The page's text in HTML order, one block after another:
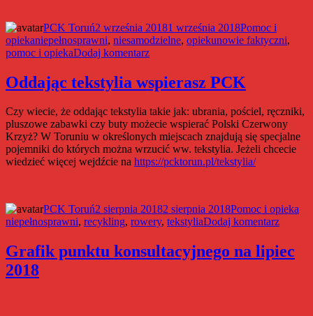
Autor
PCK ToruńData
publikacji
2 września 20181 września 2018Kategorie
Pomoc i
opiekaTagi
niepełnosprawni, niesamodzielne, opiekunowie faktyczni,
pomoc i opiekaDodaj komentarzdo
punktu
konsultacyjnego
2018
Oddając tekstylia wspierasz PCK
Czy wiecie, że oddając tekstylia takie jak: ubrania, pościel, ręczniki,
pluszowe zabawki czy buty możecie wspierać Polski Czerwony
Krzyż? W Toruniu w określonych miejscach znajdują się specjalne
pojemniki do których można wrzucić ww. tekstylia. Jeżeli chcecie
wiedzieć więcej wejdźcie na https://pcktorun.pl/tekstylia/
Autor
PCK ToruńData
publikacji
2 sierpnia 20182 sierpnia 2018Kategorie
Pomoc i opieka
niepełnosprawni, recykling, rowery, tekstyliaDodaj komentarzdo
Grafik punktu konsultacyjnego na lipiec
2018